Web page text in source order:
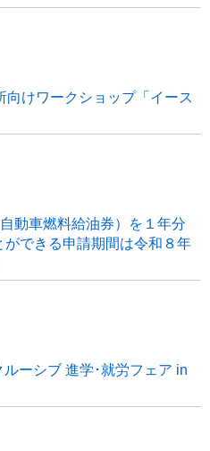
向けワークショップ「イース
動車燃料給油券）を１年分
ができる申請期間は令和８年
ルーシブ 進学･就労フェア in